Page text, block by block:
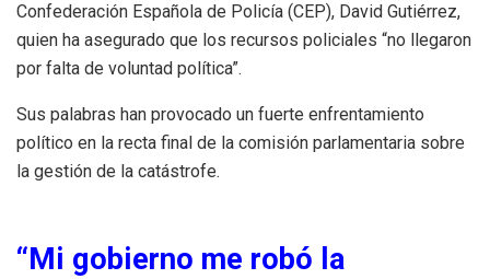
Confederación Española de Policía (CEP), David Gutiérrez,
quien ha asegurado que los recursos policiales “no llegaron
por falta de voluntad política”.
Sus palabras han provocado un fuerte enfrentamiento
político en la recta final de la comisión parlamentaria sobre
la gestión de la catástrofe.
“Mi gobierno me robó la